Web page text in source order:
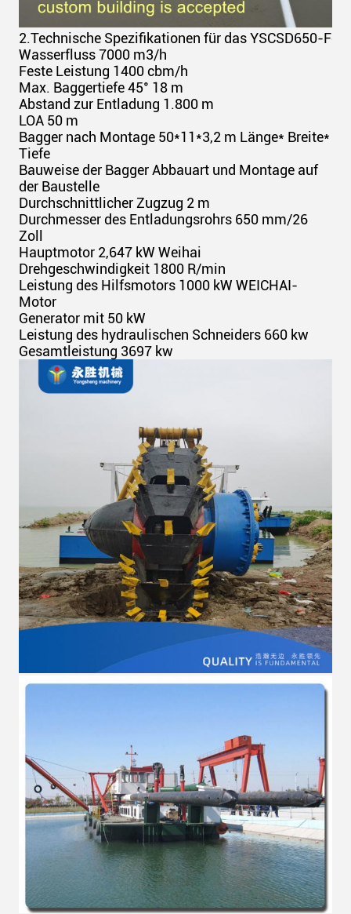
2.Technische Spezifikationen für das YSCSD650-
Wasserfluss 7000 m3/h
Feste Leistung 1400 cbm/h
Max. Baggertiefe 45° 18 m
Abstand zur Entladung 1.800 m
LOA 50 m
Bagger nach Montage 50*11*3,2 m Länge* Breite*
Tiefe
Bauweise der Bagger Abbauart und Montage auf
der Baustelle
Durchschnittlicher Zugzug 2 m
Durchmesser des Entladungsrohrs 650 mm/26
Zoll
Hauptmotor 2,647 kW Weihai
Drehgeschwindigkeit 1800 R/min
Leistung des Hilfsmotors 1000 kW WEICHAI-
Motor
Generator mit 50 kW
Leistung des hydraulischen Schneiders 660 kw
Gesamtleistung 3697 kw